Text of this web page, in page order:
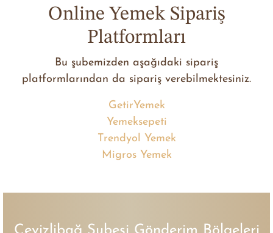
Online Yemek Sipariş
Platformları
Bu şubemizden aşağıdaki sipariş
platformlarından da sipariş verebilmektesiniz.
GetirYemek
Yemeksepeti
Trendyol Yemek
Migros Yemek